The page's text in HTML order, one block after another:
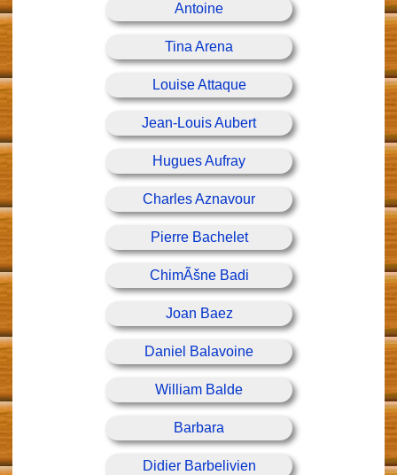
Antoine
Tina Arena
Louise Attaque
Jean-Louis Aubert
Hugues Aufray
Charles Aznavour
Pierre Bachelet
ChimÃšne Badi
Joan Baez
Daniel Balavoine
William Balde
Barbara
Didier Barbelivien